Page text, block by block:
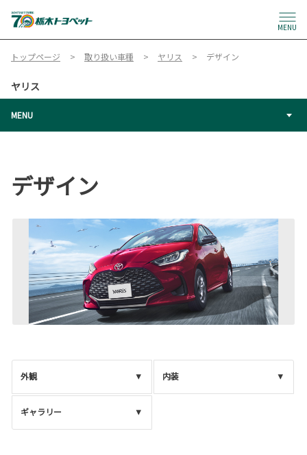
MENU
トップページ 取り扱い車種 ヤリス デザイン
ヤリス
MENU
デザイン
外観 内装
ギャラリー